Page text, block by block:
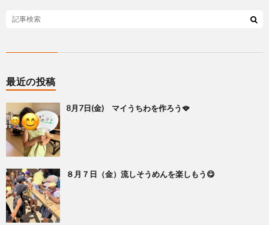
最近の投稿
8月7日(金) マイうちわを作ろう🪭
８月７日（金）流しそうめんを楽しもう😋